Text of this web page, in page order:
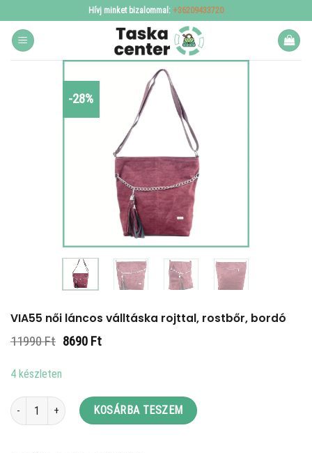
to
content
Hívj minket bizalommal: +36209433720
-28%
VIA55 női láncos válltáska rojttal, rostbőr, bordó
11990Ft Original
8690 FtCurrent
4 készleten
VIA55 női láncos válltáska rojttal, rostbőr, bordó mennyiség
KOSÁRBA TESZEM